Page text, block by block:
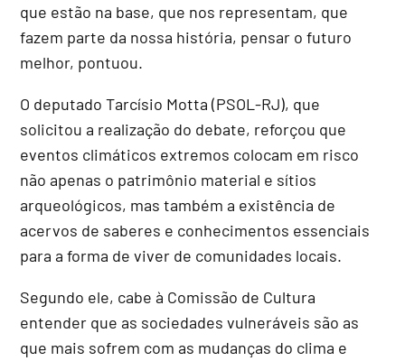
que estão na base, que nos representam, que
fazem parte da nossa história, pensar o futuro
melhor, pontuou.
O deputado Tarcísio Motta (PSOL-RJ), que
solicitou a realização do debate, reforçou que
eventos climáticos extremos colocam em risco
não apenas o patrimônio material e sítios
arqueológicos, mas também a existência de
acervos de saberes e conhecimentos essenciais
para a forma de viver de comunidades locais.
Segundo ele, cabe à Comissão de Cultura
entender que as sociedades vulneráveis são as
que mais sofrem com as mudanças do clima e